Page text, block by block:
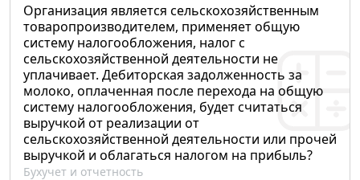
Организация является сельскохозяйственным
товаропроизводителем, применяет общую
систему налогообложения, налог с
сельскохозяйственной деятельности не
уплачивает. Дебиторская задолженность за
молоко, оплаченная после перехода на общую
систему налогообложения, будет считаться
выручкой от реализации от
сельскохозяйственной деятельности или прочей
выручкой и облагаться налогом на прибыль?
Бухучет и отчетность